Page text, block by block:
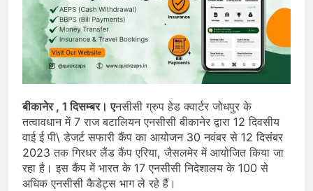
बीकानेर , 1 दिसम्बर। एनसीसी ग्रुप हेड क्वार्टर जोधपुर के
तत्वावधान में 7 राज बटालियन एनसीसी बीकानेर द्वारा 12 दिवसीय
वाई ई पी\ डेजर्ट सफारी कैंप का आयोजन 30 नवंबर से 12 दिसंबर
2023 तक गिरधर लैंड कैंप एरिया, जैसलमेर में आयोजित किया जा
रहा है। इस कैंप में भारत के 17 एनसीसी निदेशालय के 100 से
अधिक एनसीसी कैडेट्स भाग ले रहे हैं।